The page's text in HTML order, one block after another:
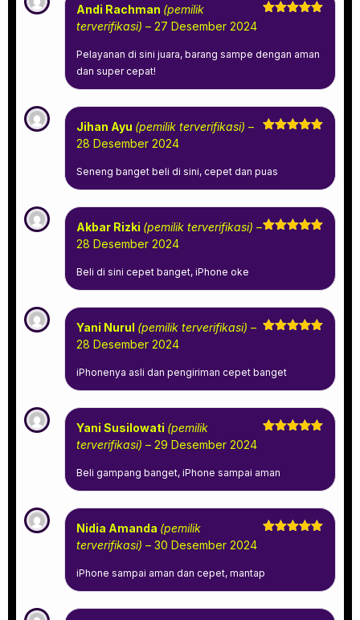
Andi Rachman (pemilik
terverifikasi) – 27 Desember 2024
Pelayanan di sini juara, barang sampe dengan aman
dan super cepat!
Jihan Ayu (pemilik terverifikasi) –
28 Desember 2024
Seneng banget beli di sini, cepet dan puas
Akbar Rizki (pemilik terverifikasi) –
28 Desember 2024
Beli di sini cepet banget, iPhone oke
Yani Nurul (pemilik terverifikasi) –
28 Desember 2024
iPhonenya asli dan pengiriman cepet banget
Yani Susilowati (pemilik
terverifikasi) – 29 Desember 2024
Beli gampang banget, iPhone sampai aman
Nidia Amanda (pemilik
terverifikasi) – 30 Desember 2024
iPhone sampai aman dan cepet, mantap